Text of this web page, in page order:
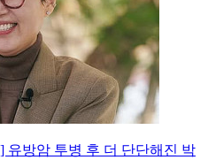
유방암 투병 후 더 단단해진 박